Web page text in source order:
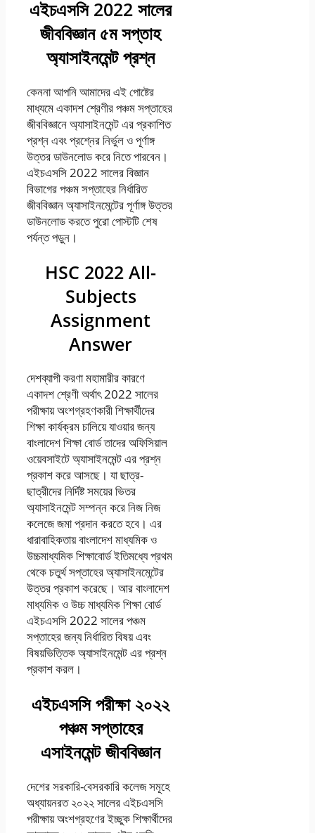
এইচএসসি 2022 সালের
জীববিজ্ঞান ৫ম সপ্তাহ
অ্যাসাইনমেন্ট প্রশ্ন
কেননা আপনি আমাদের এই পোষ্টের
মাধ্যমে একাদশ শ্রেণীর পঞ্চম সপ্তাহের
জীববিজ্ঞানে অ্যাসাইনমেন্ট এর প্রকাশিত
প্রশ্ন এবং প্রশ্নের নির্ভুল ও পূর্ণাঙ্গ
উত্তর ডাউনলোড করে নিতে পারবেন।
এইচএসসি 2022 সালের বিজ্ঞান
বিভাগের পঞ্চম সপ্তাহের নির্ধারিত
জীববিজ্ঞান অ্যাসাইনমেন্টের পূর্ণাঙ্গ উত্তর
ডাউনলোড করতে পুরো পোস্টটি শেষ
পর্যন্ত পড়ুন।
HSC 2022 All-
Subjects
Assignment
Answer
দেশব্যাপী করণা মহামারীর কারণে
একাদশ শ্রেণী অর্থাৎ 2022 সালের
পরীক্ষায় অংশগ্রহণকারী শিক্ষার্থীদের
শিক্ষা কার্যক্রম চালিয়ে যাওয়ার জন্য
বাংলাদেশ শিক্ষা বোর্ড তাদের অফিসিয়াল
ওয়েবসাইটে অ্যাসাইনমেন্ট এর প্রশ্ন
প্রকাশ করে আসছে। যা ছাত্র-
ছাত্রীদের নির্দিষ্ট সময়ের ভিতর
অ্যাসাইনমেন্ট সম্পন্ন করে নিজ নিজ
কলেজে জমা প্রদান করতে হবে। এর
ধারাবাহিকতায় বাংলাদেশ মাধ্যমিক ও
উচ্চমাধ্যমিক শিক্ষাবোর্ড ইতিমধ্যে প্রথম
থেকে চতুর্থ সপ্তাহের অ্যাসাইনমেন্টের
উত্তর প্রকাশ করেছে। আর বাংলাদেশ
মাধ্যমিক ও উচ্চ মাধ্যমিক শিক্ষা বোর্ড
এইচএসসি 2022 সালের পঞ্চম
সপ্তাহের জন্য নির্ধারিত বিষয় এবং
বিষয়ভিত্তিক অ্যাসাইনমেন্ট এর প্রশ্ন
প্রকাশ করল।
এইচএসসি পরীক্ষা ২০২২
পঞ্চম সপ্তাহের
এসাইনমেন্ট জীববিজ্ঞান
দেশের সরকারি-বেসরকারি কলেজ সমূহে
অধ্যায়নরত ২০২২ সালের এইচএসসি
পরীক্ষায় অংশগ্রহণের ইচ্ছুক শিক্ষার্থীদের